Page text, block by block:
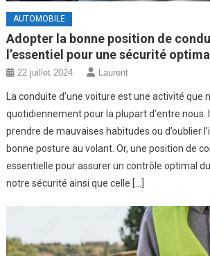
AUTOMOBILE
Adopter la bonne position de
l’essentiel pour une sécurité
22 juillet 2024 Laurent
La conduite d’une voiture est une activité que
quotidiennement pour la plupart d’entre nous.
prendre de mauvaises habitudes ou d’oublier
bonne posture au volant. Or, une position de
essentielle pour assurer un contrôle optimal
notre sécurité ainsi que celle […]